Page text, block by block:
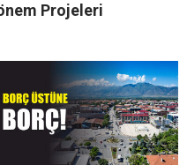
Projeleri